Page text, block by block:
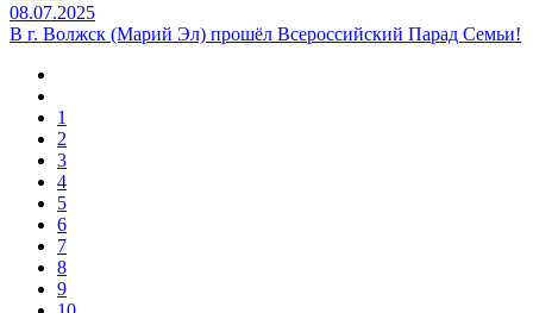
08.07.2025
В г. Волжск (Марий Эл) прошёл Всероссийский Парад Семьи!
1
2
3
4
5
6
7
8
9